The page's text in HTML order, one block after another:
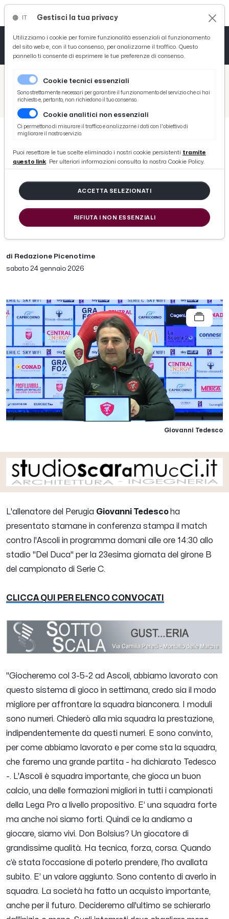
/ Picenotime
/ Ascoli Time
Perugia, Tedesco: "A livello propositivo l'Ascoli è una delle migliori di tutta la C. Giocheremo col 3-5-2, convinto che faremo un grande match"
Perugia, Tedesco: "A livello
propositivo l'Ascoli è una delle
migliori di tutta la C. Giocheremo
col 3-5-2, convinto che faremo un
grande match"
di Redazione Picenotime
sabato 24 gennaio 2026
Giovanni Tedesco
L'allenatore del Perugia Giovanni Tedesco ha
presentato stamane in conferenza stampa il match
contro l'Ascoli in programma domani alle ore 14:30 allo
stadio "Del Duca" per la 23esima giornata del girone B
del campionato di Serie C.
CLICCA QUI PER ELENCO CONVOCATI
"Giocheremo col 3-5-2 ad Ascoli, abbiamo lavorato con
questo sistema di gioco in settimana, credo sia il modo
migliore per affrontare la squadra bianconera. I moduli
sono numeri. Chiederò alla mia squadra la prestazione,
indipendentemente da questi numeri. E sono convinto,
per come abbiamo lavorato e per come sta la squadra,
che faremo una grande partita - ha dichiarato Tedesco
-. L'Ascoli è squadra importante, che gioca un buon
calcio, una delle formazioni migliori in tutti i campionati
della Lega Pro a livello propositivo. E’ una squadra forte
ma anche noi siamo forti. Quindi ce la andiamo a
giocare, siamo vivi. Don Bolsius? Un giocatore di
grandissime qualità. Ha tecnica, forza, corsa. Quando
c’è stata l’occasione di poterlo prendere, l’ho avallata
subito. E’ un valore aggiunto. Sono contento di averlo in
squadra. La società ha fatto un acquisto importante,
anche per il futuro. Decideremo all'ultimo se schierarlo
Gestisci la tua privacy
Utilizziamo i cookie per fornire funzionalità essenziali al funzionamento
del sito web e, con il tuo consenso, per analizzarne il traffico. Questo
pannello ti consente di esprimere le tue preferenze di consenso.
Cookie tecnici essenziali
Sono strettamente necessari per garantire il funzionamento del servizio che ci hai
richiesto e, pertanto, non richiedono il tuo consenso.
Cookie analitici non essenziali
Ci permettono di misurare il traffico e analizzarne i dati con l'obiettivo di
migliorare il nostro servizio.
Puoi resettare le tue scelte eliminado i nostri cookie persistenti tramite
questo link. Per ulteriori informazioni consulta la nostra Cookie Policy.
ACCETTA SELEZIONATI
RIFIUTA I NON ESSENZIALI
Tutto News
Tutto Sport
Basket
Ciclismo
Tutto Curiosità